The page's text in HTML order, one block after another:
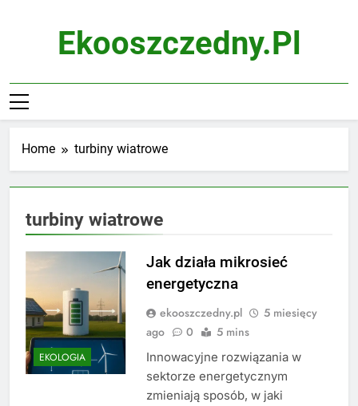
Ekooszczedny.pl
Home turbiny wiatrowe
turbiny wiatrowe
EKOLOGIA
Jak działa mikrosieć
energetyczna
ekooszczedny.pl
5 miesięcy
ago
0 5 mins
Innowacyjne rozwiązania w
sektorze energetycznym
zmieniają sposób, w jaki